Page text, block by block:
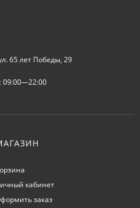
65 лет Победы, 29
09:00—22:00
кабинет
заказ